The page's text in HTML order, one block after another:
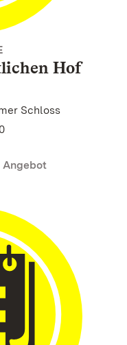
Hof
Schloss
Angebot